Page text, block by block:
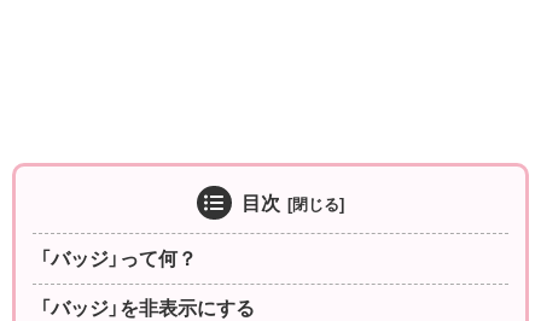
目次
「バッジ」って何？
「バッジ」を非表示にする